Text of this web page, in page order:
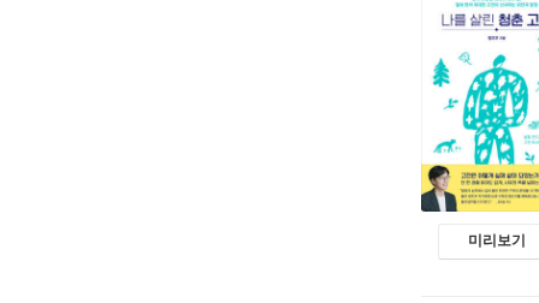
미리보기